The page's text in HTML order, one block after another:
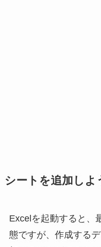
シートを追加しよ
Excelを起動すると、
態ですが、作成する